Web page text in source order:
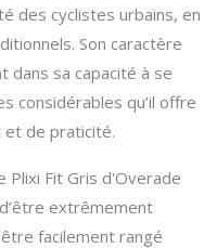
des cyclistes urbains, en
Son caractère
dans sa capacité à se
considérables qu’il offre
de praticité.
Plixi Fit Gris d'Overade
extrêmement
facilement rangé